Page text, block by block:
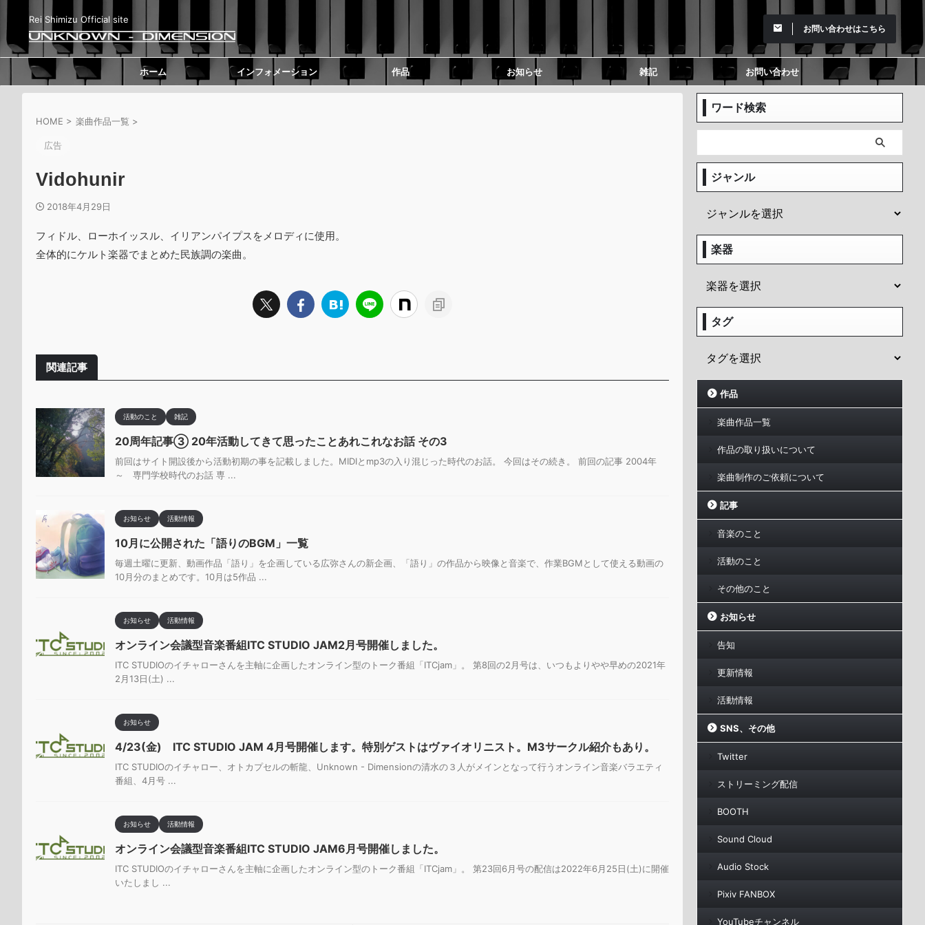
Rei Shimizu Official site
お問い合わせはこちら
ホーム インフォメーション 作品 お知らせ 雑記 お問い合わせ
HOME > 楽曲作品一覧 >
広告
Vidohunir
2018年4月29日
フィドル、ローホイッスル、イリアンパイプスをメロディに使用。
全体的にケルト楽器でまとめた民族調の楽曲。
関連記事
活動のこと 雑記
20周年記事③ 20年活動してきて思ったことあれこれなお話 その3
前回はサイト開設後から活動初期の事を記載しました。MIDIとmp3の入り混じった時代のお話。 今回はその続き。 前回の記事 2004年
～ 専門学校時代のお話 専 ...
お知らせ 活動情報
10月に公開された「語りのBGM」一覧
毎週土曜に更新、動画作品「語り」を企画している広弥さんの新企画、「語り」の作品から映像と音楽で、作業BGMとして使える動画の
10月分のまとめです。10月は5作品 ...
お知らせ 活動情報
オンライン会議型音楽番組ITC STUDIO JAM2月号開催しました。
ITC STUDIOのイチャローさんを主軸に企画したオンライン型のトーク番組「ITCjam」。 第8回の2月号は、いつもよりやや早めの2021年
2月13日(土) ...
お知らせ
4/23(金) ITC STUDIO JAM 4月号開催します。特別ゲストはヴァイオリニスト。M3サークル紹介もあり。
ITC STUDIOのイチャロー、オトカプセルの斬龍、Unknown - Dimensionの清水の３人がメインとなって行うオンライン音楽バラエティ
番組、4月号 ...
お知らせ 活動情報
オンライン会議型音楽番組ITC STUDIO JAM6月号開催しました。
ITC STUDIOのイチャローさんを主軸に企画したオンライン型のトーク番組「ITCjam」。 第23回6月号の配信は2022年6月25日(土)に開催
いたしまし ...
ワード検索
ジャンル
楽器
タグ
作品
楽曲作品一覧
作品の取り扱いについて
楽曲制作のご依頼について
記事
音楽のこと
活動のこと
その他のこと
お知らせ
告知
更新情報
活動情報
SNS、その他
Twitter
ストリーミング配信
BOOTH
Sound Cloud
Audio Stock
Pixiv FANBOX
YouTubeチャンネル